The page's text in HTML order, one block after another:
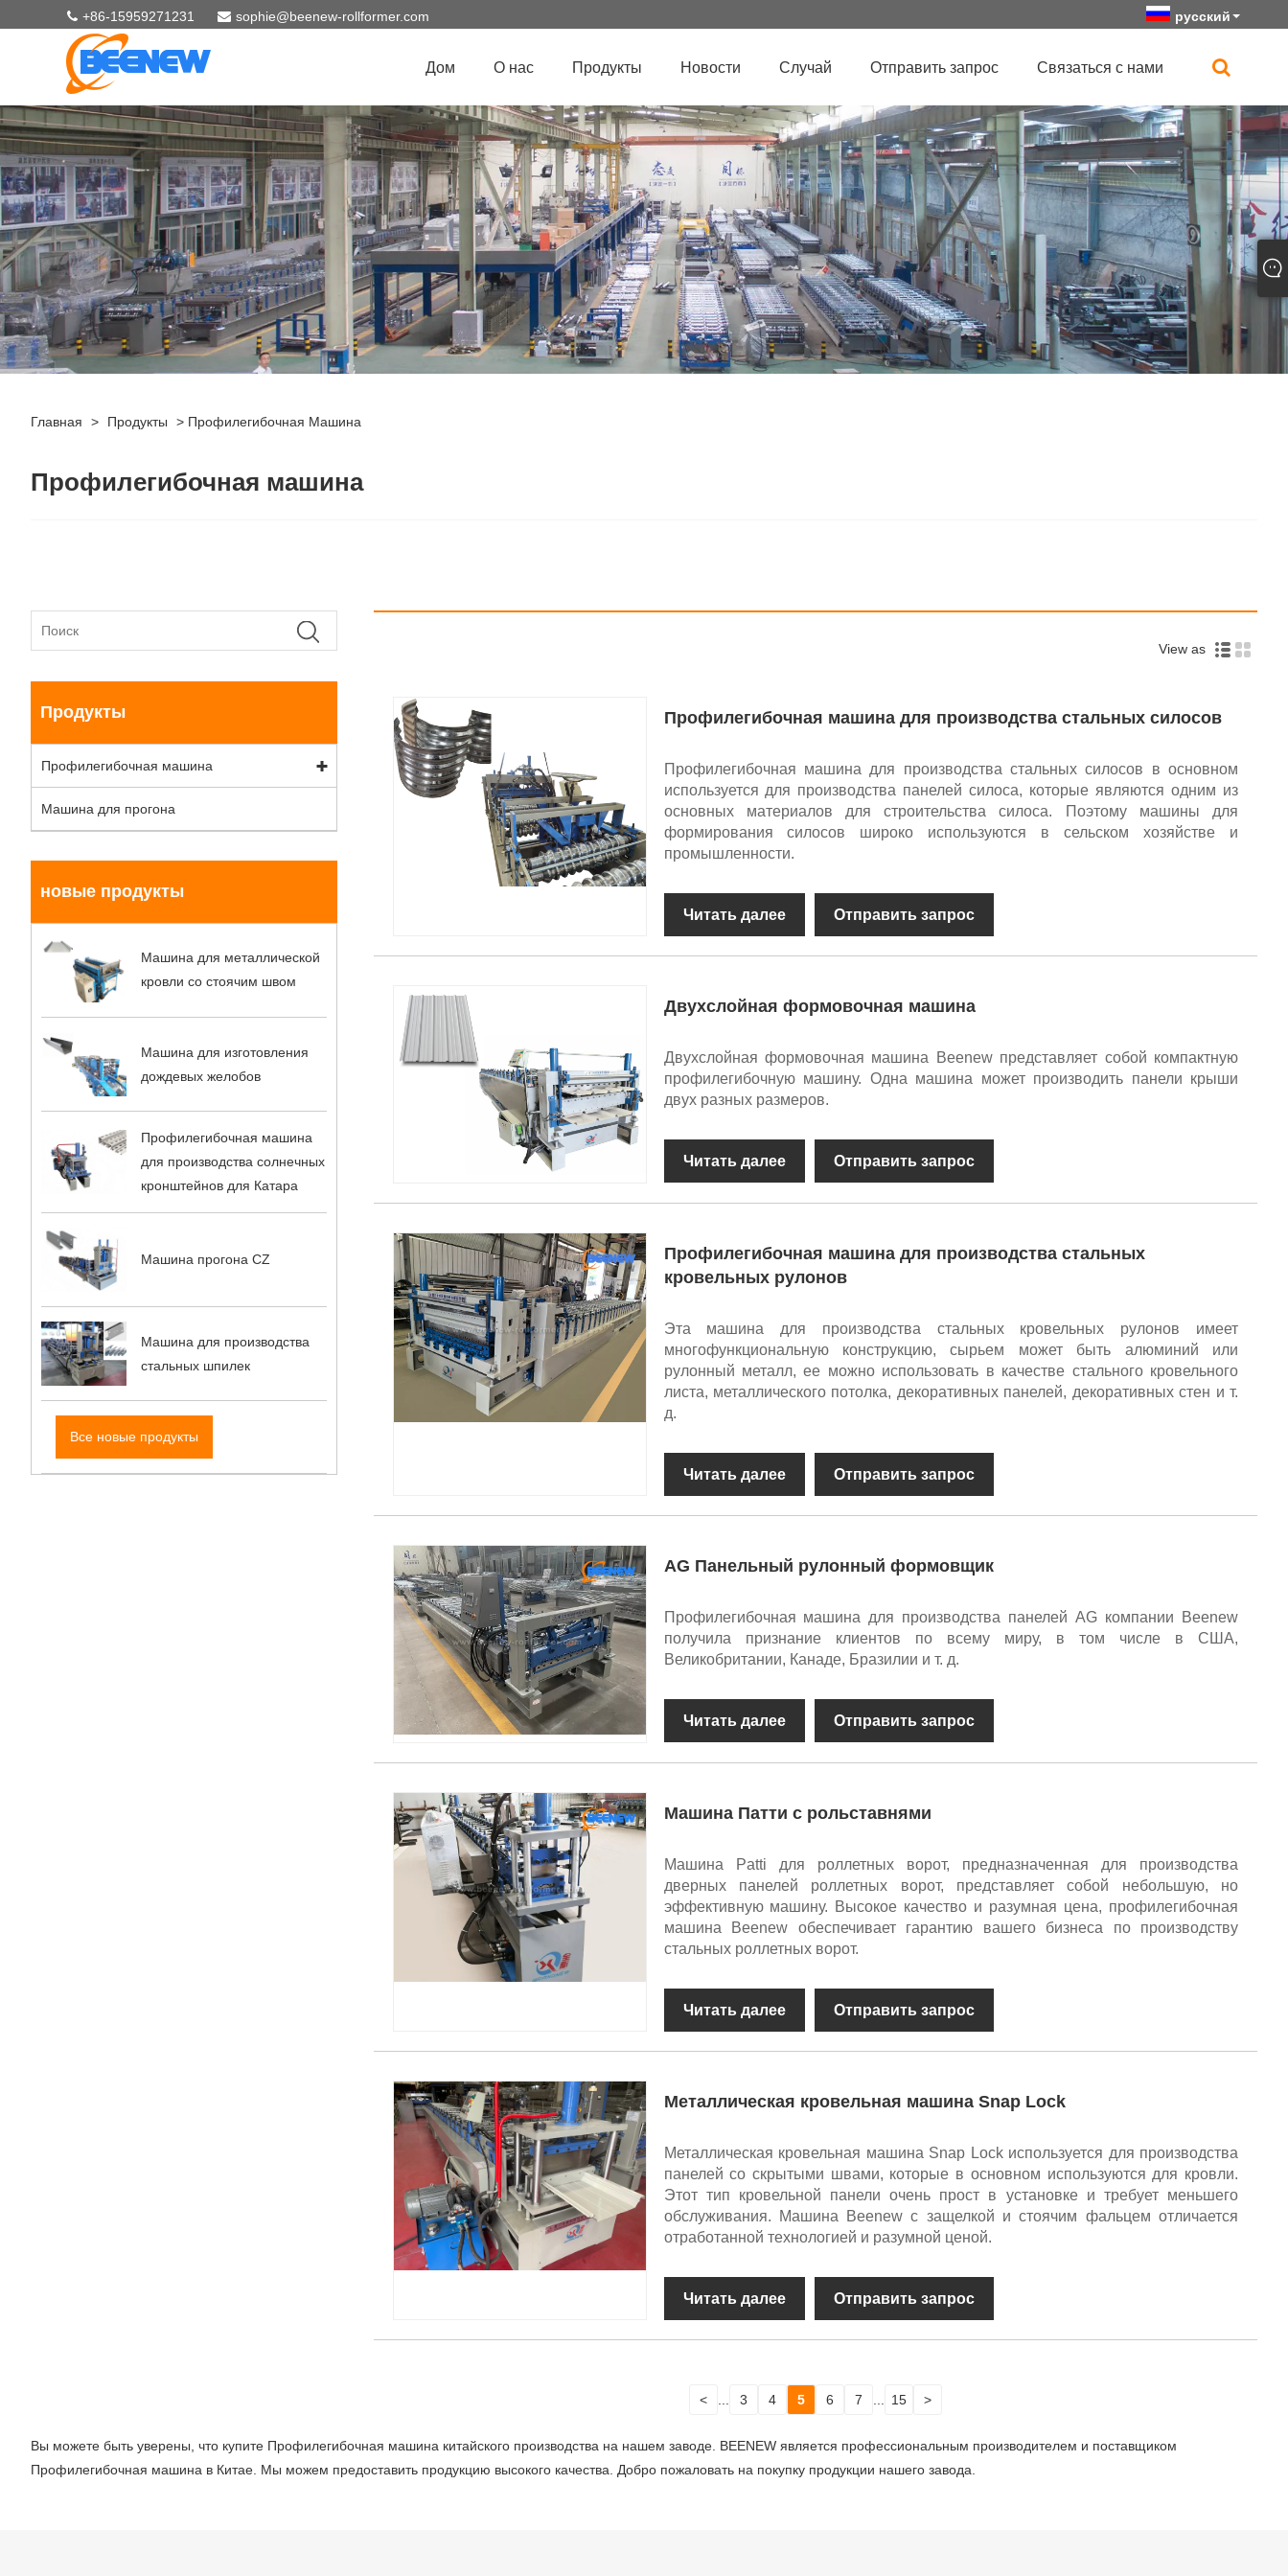
+86-15959271231 sophie@beenew-rollformer.com русский
Дом О нас Продукты Новости Случай Отправить запрос Связаться с нами
Главная > Продукты > Профилегибочная Машина
Профилегибочная машина
Продукты
Профилегибочная машина
Машина для прогона
новые продукты
Машина для металлической
кровли со стоячим швом
Машина для изготовления
дождевых желобов
Профилегибочная машина
для производства солнечных
кронштейнов для Катара
Машина прогона CZ
Машина для производства
стальных шпилек
Все новые продукты
View as
Профилегибочная машина для производства стальных силосов
Профилегибочная машина для производства стальных силосов в основном
используется для производства панелей силоса, которые являются одним из
основных материалов для строительства силоса. Поэтому машины для
формирования силосов широко используются в сельском хозяйстве и
промышленности.
Читать далее Отправить запрос
Двухслойная формовочная машина
Двухслойная формовочная машина Beenew представляет собой компактную
профилегибочную машину. Одна машина может производить панели крыши
двух разных размеров.
Читать далее Отправить запрос
Профилегибочная машина для производства стальных
кровельных рулонов
Эта машина для производства стальных кровельных рулонов имеет
многофункциональную конструкцию, сырьем может быть алюминий или
рулонный металл, ее можно использовать в качестве стального кровельного
листа, металлического потолка, декоративных панелей, декоративных стен и т.
д.
Читать далее Отправить запрос
AG Панельный рулонный формовщик
Профилегибочная машина для производства панелей AG компании Beenew
получила признание клиентов по всему миру, в том числе в США,
Великобритании, Канаде, Бразилии и т. д.
Читать далее Отправить запрос
Машина Патти с рольставнями
Машина Patti для роллетных ворот, предназначенная для производства
дверных панелей роллетных ворот, представляет собой небольшую, но
эффективную машину. Высокое качество и разумная цена, профилегибочная
машина Beenew обеспечивает гарантию вашего бизнеса по производству
стальных роллетных ворот.
Читать далее Отправить запрос
Металлическая кровельная машина Snap Lock
Металлическая кровельная машина Snap Lock используется для производства
панелей со скрытыми швами, которые в основном используются для кровли.
Этот тип кровельной панели очень прост в установке и требует меньшего
обслуживания. Машина Beenew с защелкой и стоячим фальцем отличается
отработанной технологией и разумной ценой.
Читать далее Отправить запрос
< 3 4 5 6 7 15 >
Вы можете быть уверены, что купите Профилегибочная машина китайского производства на нашем заводе. BEENEW является профессиональным производителем и поставщиком
Профилегибочная машина в Китае. Мы можем предоставить продукцию высокого качества. Добро пожаловать на покупку продукции нашего завода.